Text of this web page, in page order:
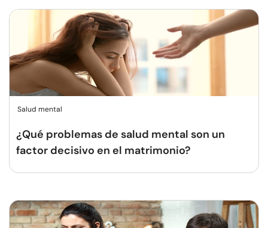
Salud mental
¿Qué problemas de salud mental son un
factor decisivo en el matrimonio?